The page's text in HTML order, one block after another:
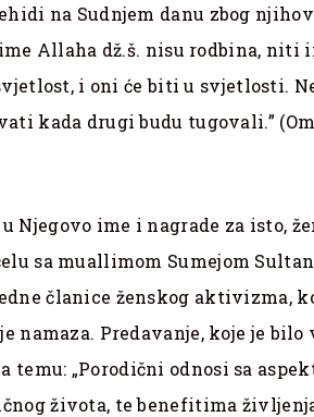
na Sudnjem danu zbog
Allaha dž.š. nisu rodbina,
i oni će biti u svjetlosti.
kada drugi budu tugovali.”
Njegovo ime i nagrade za isto,
sa muallimom Sumejom
članice ženskog aktivizma,
namaza. Predavanje, koje je
temu: „Porodični odnosi sa
života, te benefitima